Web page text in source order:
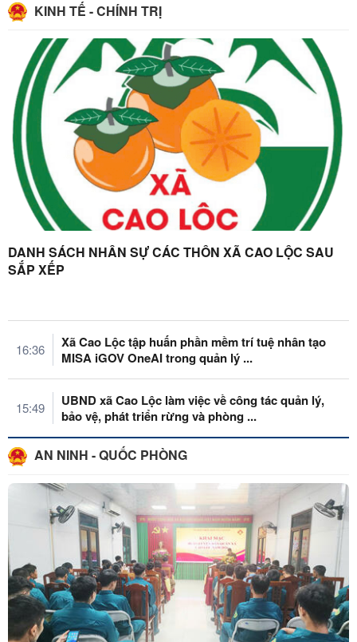
KINH TẾ - CHÍNH TRỊ
DANH SÁCH NHÂN SỰ CÁC THÔN XÃ CAO LỘC SAU
SẮP XẾP
16:36
Xã Cao Lộc tập huấn phần mềm trí tuệ nhân tạo
MISA iGOV OneAI trong quản lý ...
15:49
UBND xã Cao Lộc làm việc về công tác quản lý,
bảo vệ, phát triển rừng và phòng ...
AN NINH - QUỐC PHÒNG